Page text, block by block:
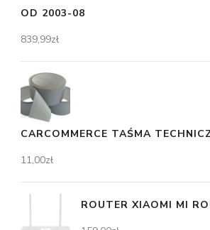
OD 2003-08
839,99zł
CARCOMMERCE TAŚMA
11,00zł
ROUTER XIAOMI MI